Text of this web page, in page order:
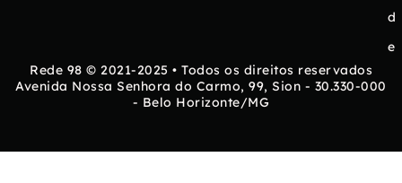
d
e
Rede 98 © 2021-2025 • Todos os direitos reservados
Avenida Nossa Senhora do Carmo, 99, Sion - 30.330-000
- Belo Horizonte/MG